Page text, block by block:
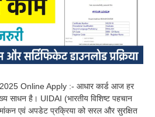
Online Apply :- आधार कार्ड आज हर
साधन है। UIDAI (भारतीय विशिष्ट पहचान
एवं अपडेट प्रक्रिया को सरल और सुरक्षित